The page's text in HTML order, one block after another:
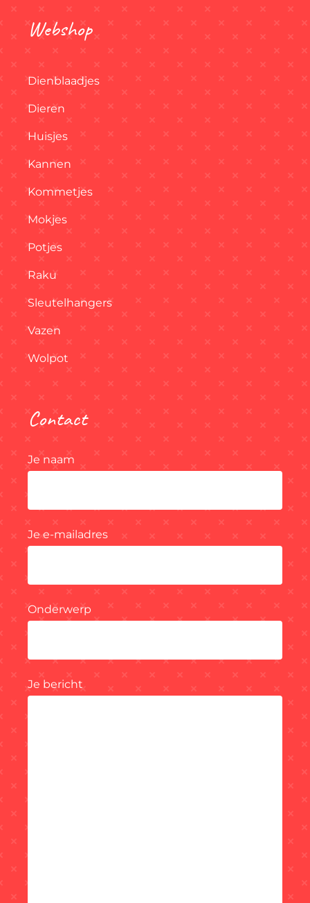
Webshop
Dienblaadjes
Dieren
Huisjes
Kannen
Kommetjes
Mokjes
Potjes
Raku
Sleutelhangers
Vazen
Wolpot
Contact
Je naam
Je e-mailadres
Onderwerp
Je bericht